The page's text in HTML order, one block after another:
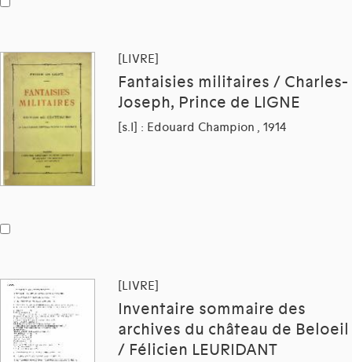
[LIVRE]
Fantaisies militaires / Charles-
Joseph, Prince de LIGNE
[s.l] : Edouard Champion , 1914
[LIVRE]
Inventaire sommaire des
archives du château de Beloeil
/ Félicien LEURIDANT